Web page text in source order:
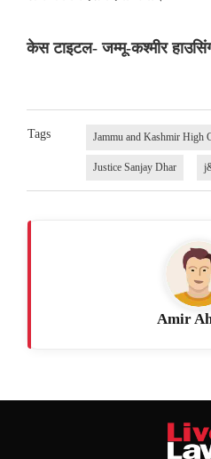
केस टाइटल- जम्मू-कश्मीर
Tags Jammu and Kashmir High
Justice Sanjay Dhar
Amir